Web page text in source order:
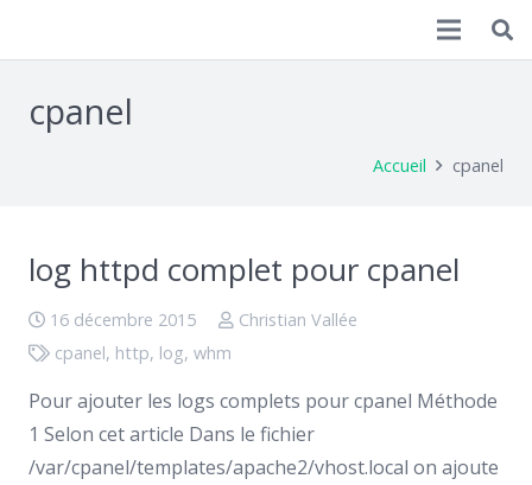
cpanel
Accueil cpanel
log httpd complet pour cpanel
16 décembre 2015
Christian Vallée
cpanel, http, log, whm
Pour ajouter les logs complets pour cpanel Méthode
1 Selon cet article Dans le fichier
/var/cpanel/templates/apache2/vhost.local on ajoute